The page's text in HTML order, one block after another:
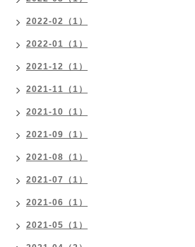
2022-02（1）
2022-01（1）
2021-12（1）
2021-11（1）
2021-10（1）
2021-09（1）
2021-08（1）
2021-07（1）
2021-06（1）
2021-05（1）